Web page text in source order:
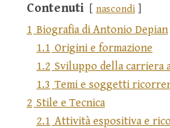
Contenuti nascondi
1 Biografia di Antonio Depian
1.1 Origini e formazione
1.2 Sviluppo della carriera
1.3 Temi e soggetti
2 Stile e Tecnica
2.1 Attività espositiva e